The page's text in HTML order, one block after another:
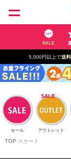
SALE
5,000円以上で送
セール アウトレット
TOP スカート